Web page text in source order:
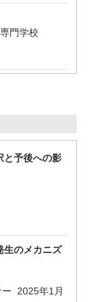
門学校
と予後への影
生のメカニズ
ー 2025年1月